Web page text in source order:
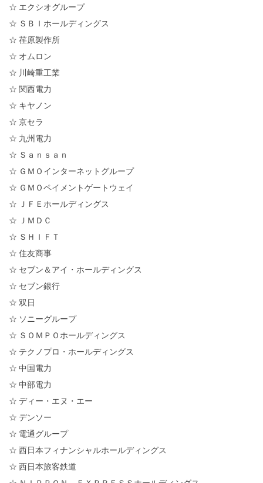
☆ エクシオグループ
☆ ＳＢＩホールディングス
☆ 荏原製作所
☆ オムロン
☆ 川崎重工業
☆ 関西電力
☆ キヤノン
☆ 京セラ
☆ 九州電力
☆ Ｓａｎｓａｎ
☆ ＧＭＯインターネットグループ
☆ ＧＭＯペイメントゲートウェイ
☆ ＪＦＥホールディングス
☆ ＪＭＤＣ
☆ ＳＨＩＦＴ
☆ 住友商事
☆ セブン＆アイ・ホールディングス
☆ セブン銀行
☆ 双日
☆ ソニーグループ
☆ ＳＯＭＰＯホールディングス
☆ テクノプロ・ホールディングス
☆ 中国電力
☆ 中部電力
☆ ディー・エヌ・エー
☆ デンソー
☆ 電通グループ
☆ 西日本フィナンシャルホールディングス
☆ 西日本旅客鉄道